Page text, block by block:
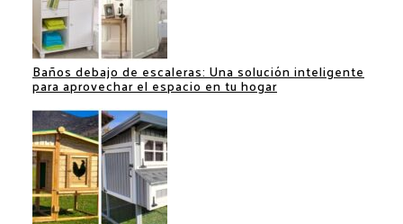
Baños debajo de escaleras: Una solución inteligente
para aprovechar el espacio en tu hogar